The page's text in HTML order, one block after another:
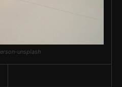
unsplash